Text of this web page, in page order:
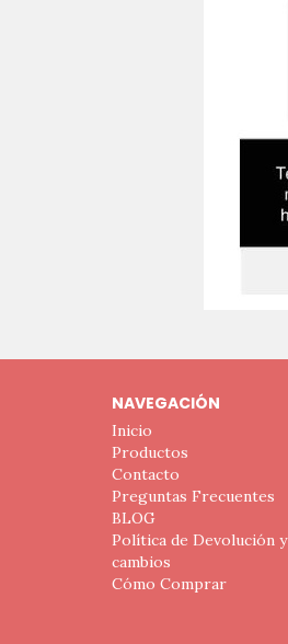
NAVEGACIÓN
Inicio
Productos
Contacto
Preguntas Frecuentes
BLOG
Política de Devolución y
cambios
Cómo Comprar